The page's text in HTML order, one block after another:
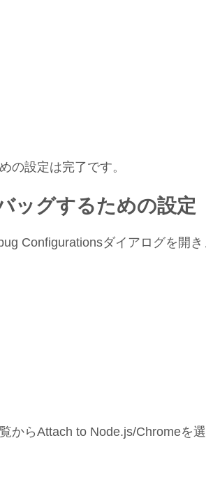
の設定は完了です。
ッグするための設定
Configurationsダイアログを開き
からAttach to Node.js/Chromeを